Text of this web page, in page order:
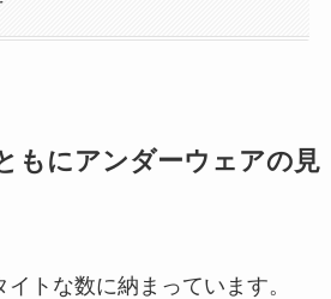
もにアンダーウェアの見
トな数に納まっています。